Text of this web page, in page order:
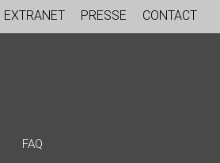
EXTRANET PRESSE CONTACT
FAQ